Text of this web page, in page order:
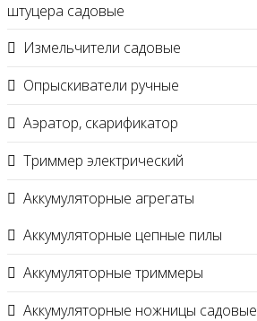
штуцера садовые
Измельчители садовые
Опрыскиватели ручные
Аэратор, скарификатор
Триммер электрический
Аккумуляторные агрегаты
Аккумуляторные цепные пилы
Аккумуляторные триммеры
Аккумуляторные ножницы садовые